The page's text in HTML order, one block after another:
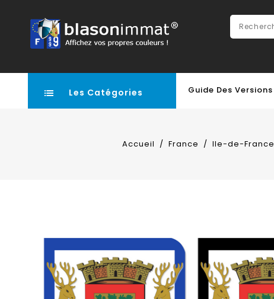
Les Catégories Guide Des Versions
Accueil France Ile-de-France